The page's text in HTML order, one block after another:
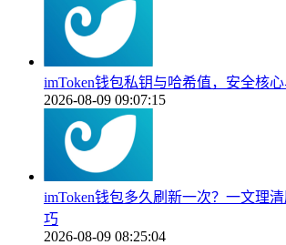
imToken钱包私钥与哈希值，安全核
2026-08-09 09:07:15
imToken钱包多久刷新一次？一文理
巧
2026-08-09 08:25:04